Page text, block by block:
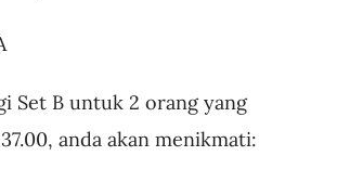
Set B untuk 2 orang yang
anda akan menikmati: